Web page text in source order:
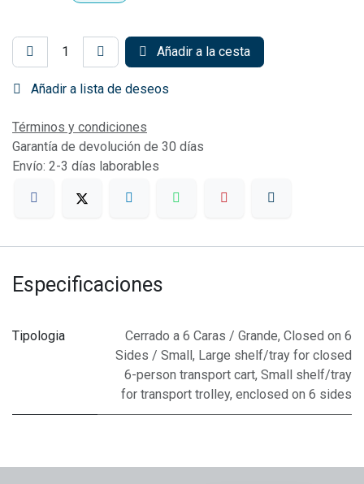
Añadir a la cesta
Añadir a lista de deseos
Términos y condiciones
Garantía de devolución de 30 días
Envío: 2-3 días laborables
Especificaciones
Tipologia Cerrado a 6 Caras / Grande, Closed on 6
Sides / Small , Large shelf/tray for closed
6-person transport cart, Small shelf/tray
for transport trolley, enclosed on 6 sides